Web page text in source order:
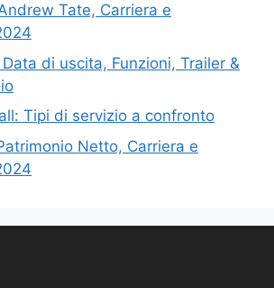
Tate, Carriera e
di uscita, Funzioni, Trailer &
Tipi di servizio a confronto
Netto, Carriera e